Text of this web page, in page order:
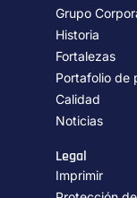
Grupo
Historia
Fortalezas
Portafolio de
Calidad
Noticias
Legal
Imprimir